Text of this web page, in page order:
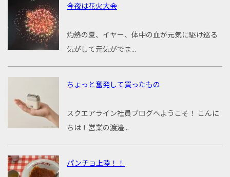
今夜は花火大会
灼熱の夏、イヤー、体中の血が元気に駆け巡る
気がして元気がでま...
ちょっと奮発して買ったもの
スクエアライン社員ブログへようこそ！ こんに
ちは！営業の渡邉...
パンチョ上陸！！